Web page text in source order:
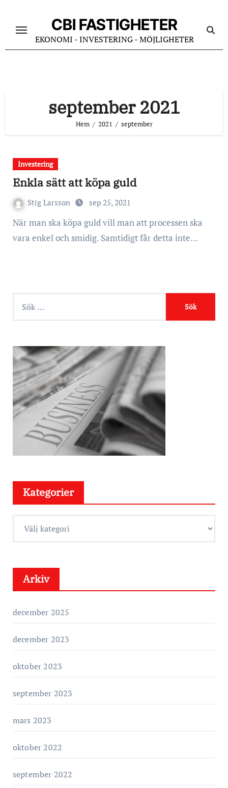
innehåll
CBI FASTIGHETER
EKONOMI - INVESTERING - MÖJLIGHETER
september 2021
Hem 2021 september
Investering
Enkla sätt att köpa guld
Stig Larsson sep 25, 2021
När man ska köpa guld vill man att processen ska
vara enkel och smidig. Samtidigt får detta inte…
f
t
e
r
:
Kategorier
o
i
e
r
Arkiv
december 2025
december 2023
oktober 2023
september 2023
mars 2023
oktober 2022
september 2022